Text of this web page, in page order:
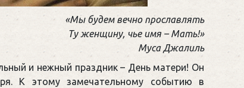
«Мы будем вечно прославлять
Ту женщину, чье имя – Мать!»
Муса Джалиль
и нежный праздник – День матери! Он
К этому замечательному событию в